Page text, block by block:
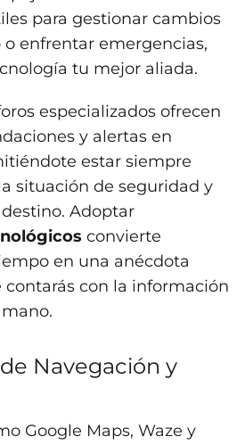
para gestionar cambios
enfrentar emergencias,
tu mejor aliada.
especializados ofrecen
y alertas en
estar siempre
situación de seguridad y
Adoptar
convierte
en una anécdota
contarás con la información
Navegación y
Google Maps, Waze y